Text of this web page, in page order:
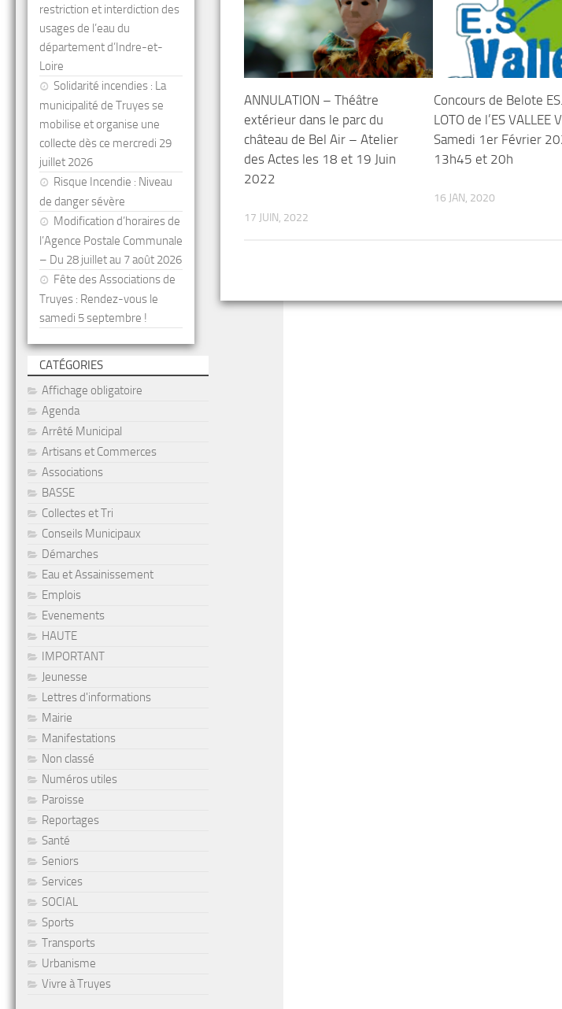
ANNULATION – Théâtre
extérieur dans le parc du
château de Bel Air – Atelier
des Actes les 18 et 19 Juin
2022
17 JUIN, 2022
Concours de Belote
LOTO de l’ES VALLEE
Samedi 1er Février
13h45 et 20h
16 JAN, 2020
restriction et interdiction des
usages de l’eau du
département d’Indre-et-
Loire
Solidarité incendies : La
municipalité de Truyes se
mobilise et organise une
collecte dès ce mercredi 29
juillet 2026
Risque Incendie : Niveau
de danger sévère
Modification d’horaires de
l’Agence Postale Communale
– Du 28 juillet au 7 août 2026
Fête des Associations de
Truyes : Rendez-vous le
samedi 5 septembre !
CATÉGORIES
Affichage obligatoire
Agenda
Arrêté Municipal
Artisans et Commerces
Associations
BASSE
Collectes et Tri
Conseils Municipaux
Démarches
Eau et Assainissement
Emplois
Evenements
HAUTE
IMPORTANT
Jeunesse
Lettres d'informations
Mairie
Manifestations
Non classé
Numéros utiles
Paroisse
Reportages
Santé
Seniors
Services
SOCIAL
Sports
Transports
Urbanisme
Vivre à Truyes